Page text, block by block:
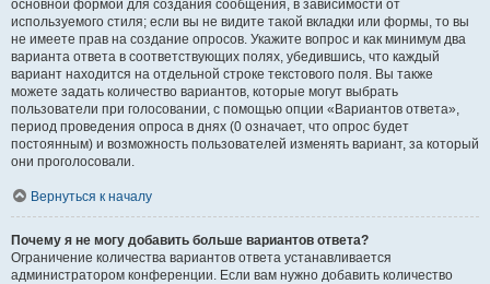
основной формой для создания сообщения, в зависимости от
используемого стиля; если вы не видите такой вкладки или формы, то вы
не имеете прав на создание опросов. Укажите вопрос и как минимум два
варианта ответа в соответствующих полях, убедившись, что каждый
вариант находится на отдельной строке текстового поля. Вы также
можете задать количество вариантов, которые могут выбрать
пользователи при голосовании, с помощью опции «Вариантов ответа»,
период проведения опроса в днях (0 означает, что опрос будет
постоянным) и возможность пользователей изменять вариант, за который
они проголосовали.
Вернуться к началу
Почему я не могу добавить больше вариантов ответа?
Ограничение количества вариантов ответа устанавливается
администратором конференции. Если вам нужно добавить количество